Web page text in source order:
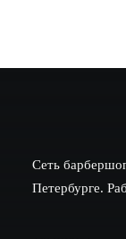
Сеть
Петербурге.